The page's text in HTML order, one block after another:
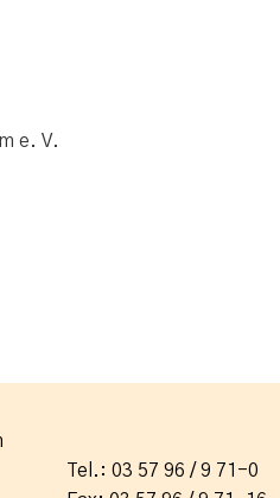
e. V.
Tel.: 03 57 96 / 9 71-0